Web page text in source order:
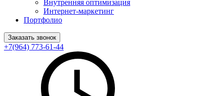
Внутренняя оптимизация
Интернет-маркетинг
Портфолио
Заказать звонок
+7(964) 773-61-44